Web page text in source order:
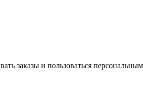
заказы и пользоваться